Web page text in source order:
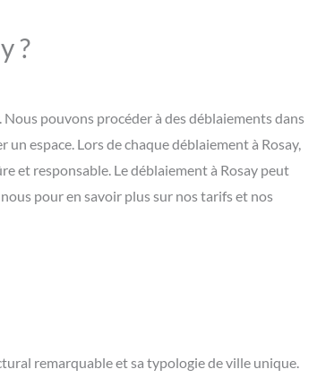
?
pouvons procéder à des déblaiements dans
espace. Lors de chaque déblaiement à Rosay,
et responsable. Le déblaiement à Rosay peut
pour en savoir plus sur nos tarifs et nos
remarquable et sa typologie de ville unique.